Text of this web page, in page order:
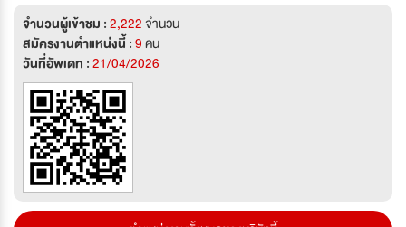
จำนวนผู้เข้าชม :2,222จำนวน
สมัครงานตำแหน่งนี้ :9คน
วันที่อัพเดท :21/04/2026